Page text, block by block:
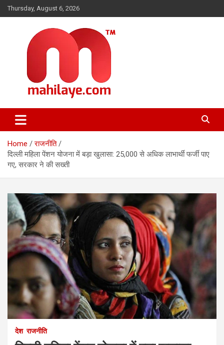
Skip
to
Thursday, August 6, 2026
Mahilaye.com
Home
राजनीति
दिल्ली महिला पेंशन योजना में बड़ा खुलासा: 25,000 से अधिक लाभार्थी फर्जी पाए
गए, सरकार ने की सख्ती
देश राजनीति